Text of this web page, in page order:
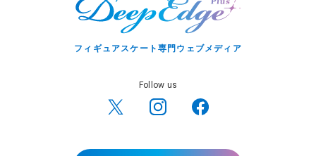
フィギュアスケート専門ウェブメディア
Follow us